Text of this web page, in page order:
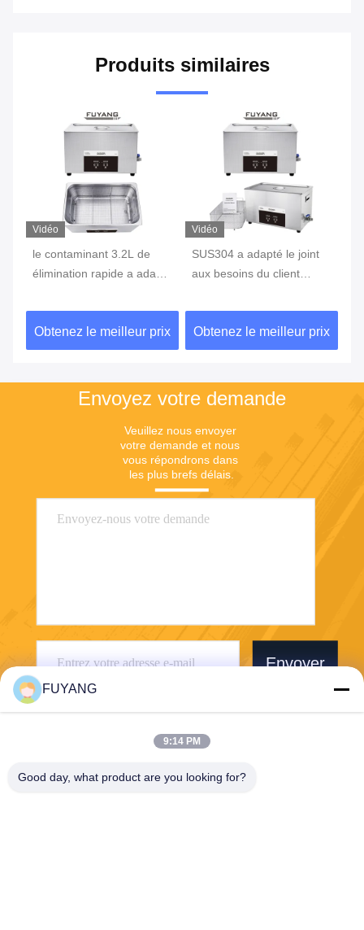
Produits similaires
Vidéo
le contaminant 3.2L de
élimination rapide a adapté
du client ultrasonique
SUS304 pour le bec diesel
d'injecteur
Obtenez le meilleur prix
Vidéo
SUS304 a adapté le joint
aux besoins du client
6.5L 40KHz pour des
pièces d'horloge
Obtenez le meilleur prix
Envoyez votre demande
Veuillez nous envoyer
votre demande et nous
vous répondrons dans
les plus brefs délais.
Envoyer
Shenzhen FUYANG Technology Group Co.
FUYANG
9:14 PM
Good day, what product are you looking for?